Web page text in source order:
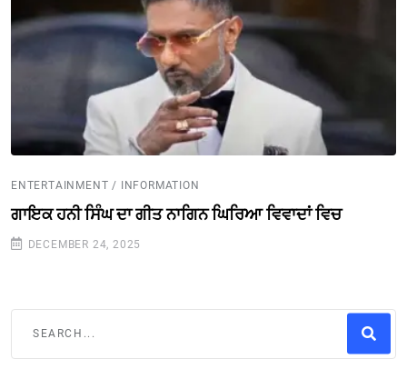
ENTERTAINMENT / INFORMATION
ਗਾਇਕ ਹਨੀ ਸਿੰਘ ਦਾ ਗੀਤ ਨਾਗਿਨ ਘਿਰਿਆ ਵਿਵਾਦਾਂ ਵਿਚ
DECEMBER 24, 2025